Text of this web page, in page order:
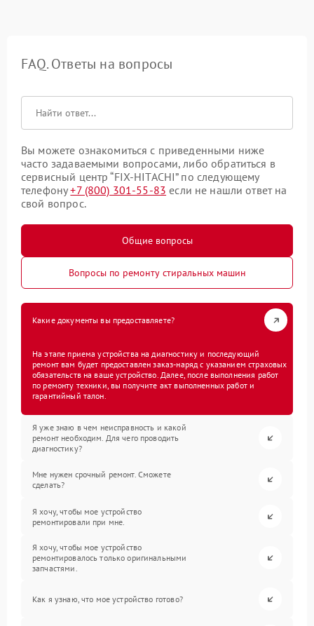
FAQ. Ответы на вопросы
Вы можете ознакомиться с приведенными ниже
часто задаваемыми вопросами, либо обратиться в
сервисный центр “FIX-HITACHI” по следующему
телефону+7 (800) 301-55-83 если не нашли ответ на
свой вопрос.
Общие вопросы
Вопросы по ремонту стиральных машин
Какие документы вы предоставляете?
На этапе приема устройства на диагностику и последующий
ремонт вам будет предоставлен заказ-наряд с указанием страховых
обязательств на ваше устройство. Далее, после выполнения работ
по ремонту техники, вы получите акт выполненных работ и
гарантийный талон.
Я уже знаю в чем неисправность и какой
ремонт необходим. Для чего проводить
диагностику?
Мне нужен срочный ремонт. Сможете
сделать?
Я хочу, чтобы мое устройство
ремонтировали при мне.
Я хочу, чтобы мое устройство
ремонтировалось только оригинальными
запчастями.
Как я узнаю, что мое устройство готово?